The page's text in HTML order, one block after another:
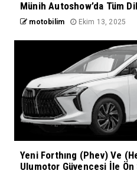
Münih Autoshow’da Tüm
motobilim Ekim 13, 2025
Yeni Forthıng (Phev) Ve
Ulumotor Güvencesi İle Ön